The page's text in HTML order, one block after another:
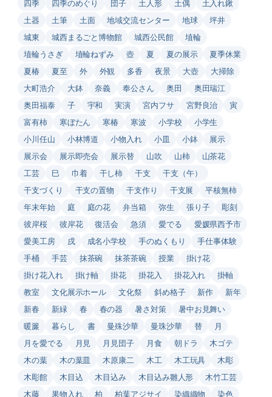
四季
四季のめぐり 団子 土人形 土偶
土入れ鍬
土器
土筆 土面 地域交流センター 地球
坪井
城東
城西まるごと博物館 城西公民館
埴輪
埴輪うさぎ
埴輪ねずみ 壺 夏 夏の展示
夏季休業
夏椿
夏至 外 外観 多香 夜景 大壺
大掃除
大町浩介
大鉢 奈義 奉公さん 奥田
奥田瑞江
奥田福泰
子 宇和 実演 宮内フサ 宮野良治
寅
富有柿
寒ぼたん 寒椿 寒波 小学校
小学生
小川任山
小林博道 小物入れ 小皿 小鉢
展示
展示会
展示即売会 展示替 山吹 山柿
山茶花
工芸
巳 巾着 干し柿 干支
干支（午）
干支づくり
干支の置物 干支作り 干支展
平核無柿
年末年始
庭 庭の花 弁当箱 弥生 張り子
彫刻
彼岸桜
彼岸花 復活会 急須 愛でる
愛媛県西予市
愛美工房
戌 成名小学校 手のぬくもり
手仕事体験
手桶
手芸 抹茶碗 抹茶茶碗 授業
掛け花
掛け花入れ
掛け軸 掛花 掛花入 掛花入れ
掛軸
教室
文化展示ホール 文化祭 斜め格子 新作
新年
新春
新緑 春 春の器 暑さ対策
暑中お見舞い
暖簾
暮らし 書 曼殊沙華 曼珠沙華 替
月
月を愛でる
月見 月見団子 月食 朝ドラ
木ゴテ
木の葉
木の葉皿 木原康二 木工 木工玩具
木彫
木彫館
木目込 木目込み 木目込み雛人形
木竹工芸
木藤
果物入れ 柏 柏葉アジサイ 染織織物 染色